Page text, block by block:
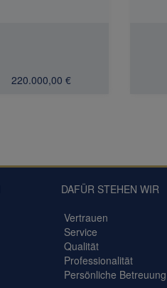
220.000,00 €
DAFÜR STEHEN WIR
Vertrauen
Service
Qualität
Professionalität
Persönliche Betreuung